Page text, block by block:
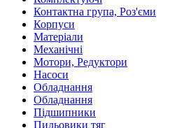
Контактна група, Роз'єми
Корпуси
Матеріали
Механічні
Мотори, Редуктори
Насоси
Обладнання
Обладнання
Підшипники
Пильовики тяг